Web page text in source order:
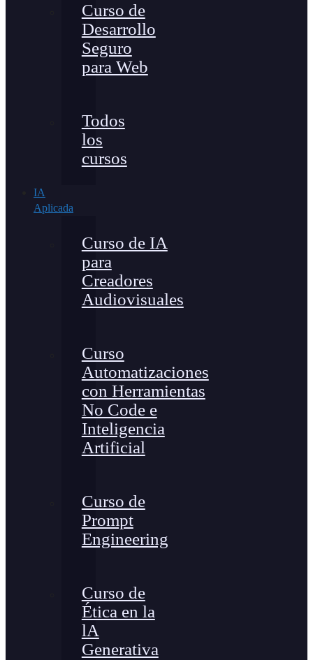
Curso de
Desarrollo
Seguro
para Web
Todos
los
cursos
IA
Aplicada
Curso de IA
para
Creadores
Audiovisuales
Curso
Automatizaciones
con Herramientas
No Code e
Inteligencia
Artificial
Curso de
Prompt
Engineering
Curso de
Ética en la
lA
Generativa